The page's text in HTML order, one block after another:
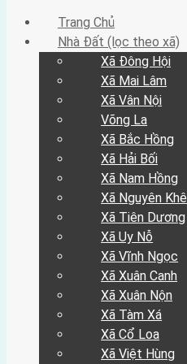
Trang Chủ
Trang Chủ
Nhà Đất (lọc theo xã)
Xã Đông Hội
Xã Mai Lâm
Xã Vân Nội
Võng La
Xã Bắc Hồng
Xã Hải Bối
Xã Nam Hồng
Xã Nguyên Khê
Xã Tiên Dương
Xã Uy Nỗ
Xã Vĩnh Ngọc
Xã Xuân Canh
Xã Xuân Nộn
Xã Tàm Xá
Xã Cổ Loa
Xã Việt Hùng